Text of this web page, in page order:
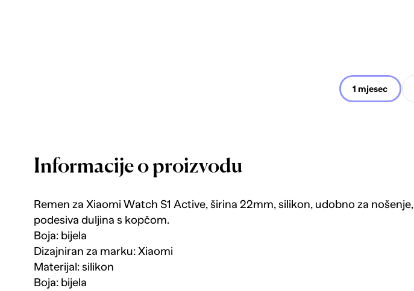
1 mjesec
Informacije o proizvodu
Remen za Xiaomi Watch S1 Active, širina 22mm, silikon, udobno za nošenje,
podesiva duljina s kopčom.
Boja: bijela
Dizajniran za marku: Xiaomi
Materijal: silikon
Boja: bijela